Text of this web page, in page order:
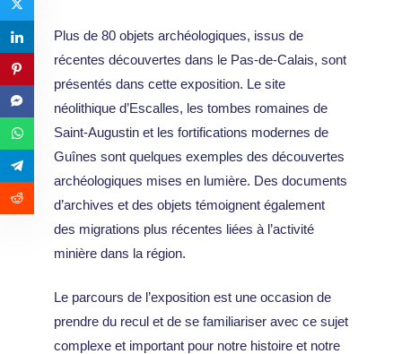
Plus de 80 objets archéologiques, issus de
récentes découvertes dans le Pas-de-Calais, sont
présentés dans cette exposition. Le site
néolithique d’Escalles, les tombes romaines de
Saint-Augustin et les fortifications modernes de
Guînes sont quelques exemples des découvertes
archéologiques mises en lumière. Des documents
d’archives et des objets témoignent également
des migrations plus récentes liées à l’activité
minière dans la région.
Le parcours de l’exposition est une occasion de
prendre du recul et de se familiariser avec ce sujet
complexe et important pour notre histoire et notre